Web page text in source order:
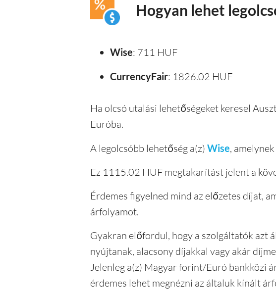
Hogyan lehet
Wise: 711 HUF
CurrencyFair: 1826.02 HUF
Ha olcsó utalási lehetőségeket keresel
Euróba.
A legolcsóbb lehetőség a(z) Wise,
Ez 1115.02 HUF megtakarítást jelent a
Érdemes figyelned mind az előzetes díjat,
árfolyamot.
Gyakran előfordul, hogy a szolgáltatók azt
nyújtanak, alacsony díjakkal vagy akár
Jelenleg a(z) Magyar forint/Euró bankközi
érdemes lehet megnézni az általuk kínált